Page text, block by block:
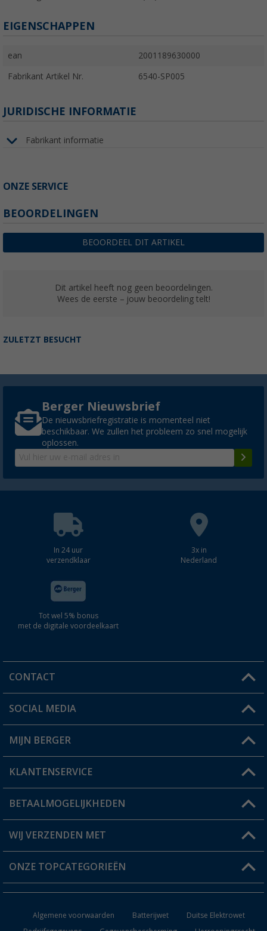
EIGENSCHAPPEN
ean 2001189630000
Fabrikant Artikel Nr. 6540-SP005
JURIDISCHE INFORMATIE
Fabrikant informatie
ONZE SERVICE
BEOORDELINGEN
BEOORDEEL DIT ARTIKEL
Dit artikel heeft nog geen beoordelingen.
Wees de eerste – jouw beoordeling telt!
ZULETZT BESUCHT
Berger Nieuwsbrief
De nieuwsbriefregistratie is momenteel niet
beschikbaar. We zullen het probleem zo snel mogelijk
oplossen.
In 24 uur
verzendklaar
3x in
Nederland
Tot wel 5% bonus
met de digitale voordeelkaart
CONTACT
Een vraag?
Winkel vinden
SOCIAL MEDIA
MIJN BERGER
Mijn account
Status bestelling
Verlanglijstje
KLANTENSERVICE
FAQ & Contact
Verzendinformatie
Catalogus
BETAALMOGELIJKHEDEN
WIJ VERZENDEN MET
ONZE TOPCATEGORIEËN
Algemene voorwaarden Batterijwet
Duitse Elektrowet